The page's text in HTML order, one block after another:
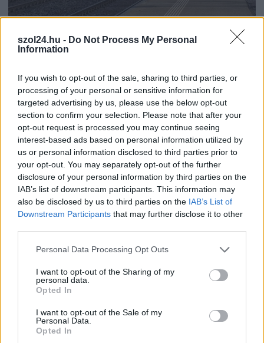
szol24.hu - Do Not Process My Personal
Information
If you wish to opt-out of the sale, sharing to third parties, or
processing of your personal or sensitive information for
targeted advertising by us, please use the below opt-out
section to confirm your selection. Please note that after your
opt-out request is processed you may continue seeing
interest-based ads based on personal information utilized by
us or personal information disclosed to third parties prior to
your opt-out. You may separately opt-out of the further
disclosure of your personal information by third parties on the
IAB’s list of downstream participants. This information may
also be disclosed by us to third parties on the IAB’s List of
Downstream Participants that may further disclose it to other
Please note that this website/app uses one or more Google
not limited to your visit or usage behaviour. You may click to
grant or deny consent to Google and its third-party tags to
use your data for below specified purposes in below Google
consent section.
Personal Data Processing Opt Outs
I want to opt-out of the Sharing of my
personal data.
Opted In
I want to opt-out of the Sale of my
Personal Data.
Opted In
Elromlott a biztosítóberendezés a ceglédi
vasútvonalon, alapos késések alakultak ki a
Napok óta tart a rendkívüli kánikula, a biztosítóberendezés
pedig újra megadta magát a ceglédi vonalon, így...
JNSZ megyei hírek
2026.08.06. Kiss Lajos
Sok volt az igazolatlan hiányzás, Pócs János
fizetéslevonást kapott, más fideszesek még
kevesebbet vittek haza